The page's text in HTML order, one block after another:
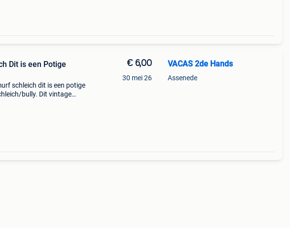
Dit is een Potige
schleich dit is een potige
bully. Dit vintage
€ 6,00
30 mei 26
VACAS 2de Hands
Assenede